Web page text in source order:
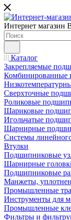
Интернет магазин
Каталог
Закрепляемые
Комбинированные
Сверхточные
Роликовые
Шариковые
Игольчатые
Шарнирные
Системы
Втулки
Подшипниковые
Шарнирные
Подшипниковые
Манжеты,
Промышленные
Инструменты для
Промышленные
Фильтры и